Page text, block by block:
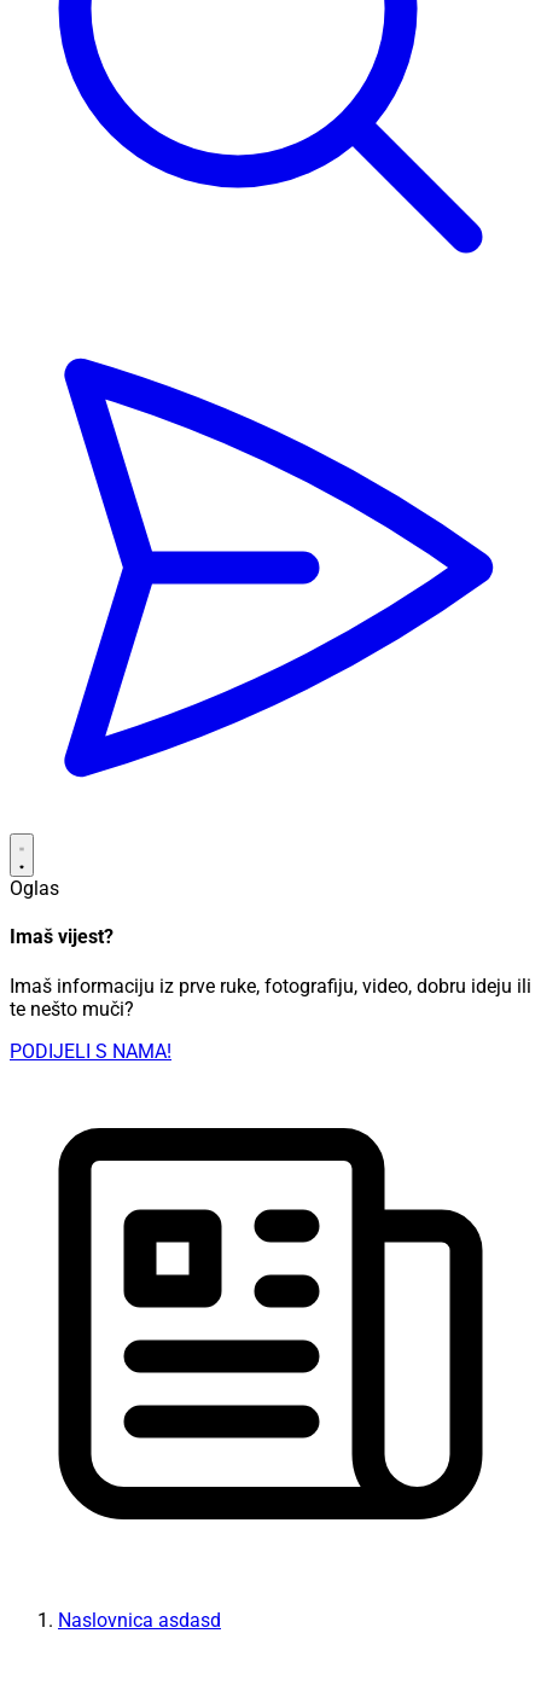
Oglas
Imaš vijest?
Imaš informaciju iz prve ruke, fotografiju, video, dobru ideju ili
te nešto muči?
PODIJELI S NAMA!
Naslovnica asdasd